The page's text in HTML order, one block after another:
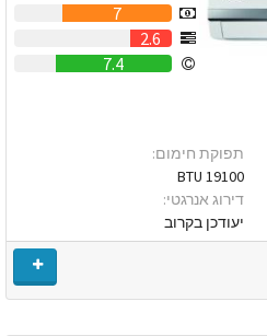
7
2.6
7.4
תפוקת חימום:
19100 BTU
דירוג אנרגטי:
יעודכן בקרוב